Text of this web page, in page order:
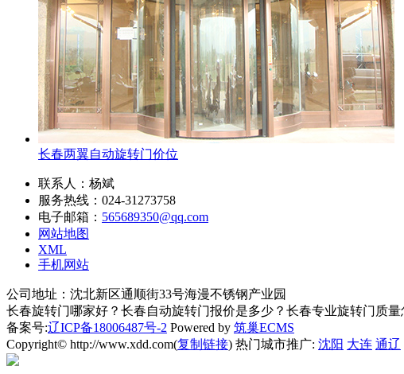
长春两翼自动旋转门价位
联系人：杨斌
服务热线：024-31273758
电子邮箱： 565689350@qq.com
网站地图
XML
手机网站
公司地址：沈北新区通顺街33号海漫不锈钢产业园
长春旋转门哪家好？长春自动旋转门报价是多少？长春专业旋转门质
备案号:辽ICP备18006487号-2 Powered by 筑巢ECMS
Copyright© http://www.xdd.com(复制链接) 热门城市推广: 沈阳 大连 通辽